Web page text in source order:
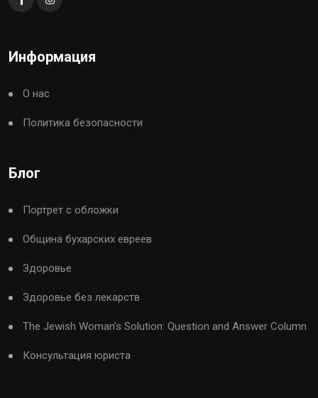
Информация
О нас
Политика безопасности
Блог
Портрет с обложки
Община бухарских евреев
Здоровье
Здоровье без лекарств
The Jewish Woman’s Solution: Question and Answer Column
Консультация юриста